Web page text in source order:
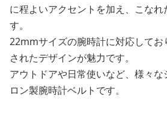
に程よいアクセントを加え、こなれ
す。
22mmサイズの腕時計に対応してお
されたデザインが魅力です。
アウトドアや日常使いなど、様々な
ロン製腕時計ベルトです。